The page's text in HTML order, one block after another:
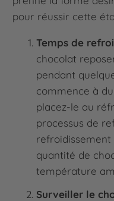
pour réussir cette
Temps de
chocolat
pendant
commence à
placez-le au
processus de
quantité de
température
Surveiller le